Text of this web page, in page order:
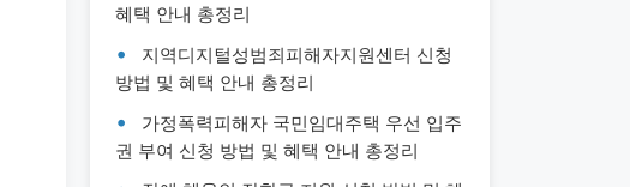
혜택 안내 총정리
지역디지털성범죄피해자지원센터 신청
방법 및 혜택 안내 총정리
가정폭력피해자 국민임대주택 우선 입주
권 부여 신청 방법 및 혜택 안내 총정리